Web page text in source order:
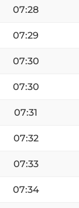
07:28
07:29
07:30
07:30
07:31
07:32
07:33
07:34